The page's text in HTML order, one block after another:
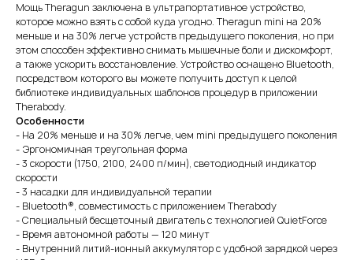
Мощь Theragun заключена в ультрапортативное устройство,
которое можно взять с собой куда угодно. Theragun mini на 20%
меньше и на 30% легче устройств предыдущего поколения, но при
этом способен эффективно снимать мышечные боли и дискомфорт,
а также ускорить восстановление. Устройство оснащено Bluetooth,
посредством которого вы можете получить доступ к целой
библиотеке индивидуальных шаблонов процедур в приложении
Therabody.
Особенности
- На 20% меньше и на 30% легче, чем mini предыдущего поколения
- Эргономичная треугольная форма
- 3 скорости (1750, 2100, 2400 п/мин), светодиодный индикатор
скорости
- 3 насадки для индивидуальной терапии
- Bluetooth®, совместимость с приложением Therabody
- Специальный бесщеточный двигатель c технологией QuietForce
- Время автономной работы — 120 минут
- Внутренний литий-ионный аккумулятор с удобной зарядкой через